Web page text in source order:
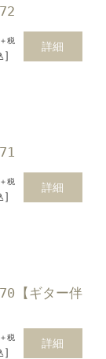
＋税
］
詳細
＋税
］
詳細
【ギター伴
＋税
］
詳細